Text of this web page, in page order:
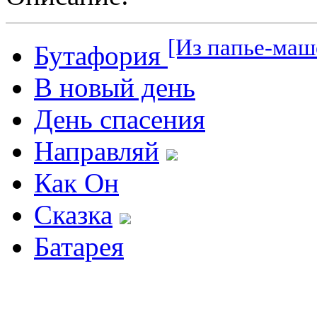
Бутафория [Из папье-
В новый день
День спасения
Направляй
Как Он
Сказка
Батарея